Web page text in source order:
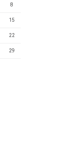
8
15
22
29